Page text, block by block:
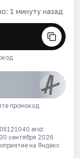
1 минуту назад
промокод
erid:
сентября 2026
на Яндекс